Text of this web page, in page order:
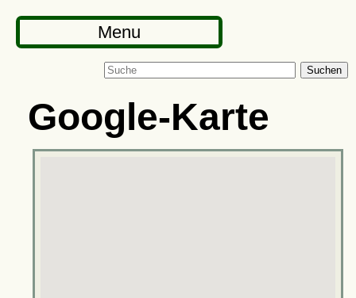
Menu
Suchen
Google-Karte